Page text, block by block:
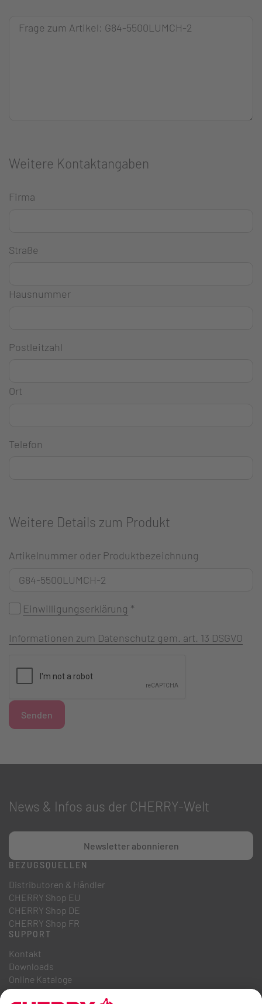
Weitere Kontaktangaben
Firma
Straße
Hausnummer
Postleitzahl
Ort
Telefon
Weitere Details zum Produkt
Artikelnummer oder Produktbezeichnung
Einwilligungserklärung *
Informationen zum Datenschutz gem. art. 13 DSGVO
Senden
News & Infos aus der CHERRY-Welt
Newsletter abonnieren
BEZUGSQUELLEN
Distributoren & Händler
CHERRY Shop EU
CHERRY Shop DE
CHERRY Shop FR
SUPPORT
Kontakt
Downloads
Online Kataloge
FAQ